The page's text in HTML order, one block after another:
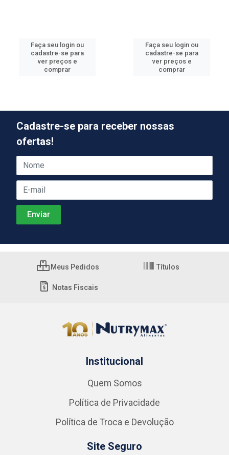
Faça seu login ou
cadastre-se para
ver preços e
comprar
Faça seu login ou
cadastre-se para
ver preços e
comprar
Cadastre-se para receber nossas
ofertas!
Meus Pedidos Títulos
Notas Fiscais
Institucional
Quem Somos
Política de Privacidade
Política de Troca e Devolução
Site Seguro